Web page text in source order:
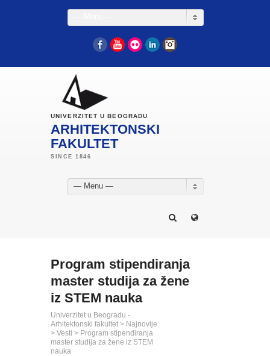
FacebookYouTube
Flickr LinkedIn
UNIVERZITET U BEOGRADU
ARHITEKTONSKI
FAKULTET
— Menu —
Program stipendiranja
master studija za žene
iz STEM nauka
Univerzitet u Beogradu -
Arhitektonski fakultet > Najnovije
> Vesti > Program stipendiranja
master studija za žene iz STEM
nauka